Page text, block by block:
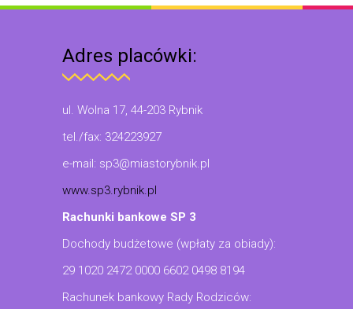
Adres placówki:
ul. Wolna 17, 44-203 Rybnik
tel./fax: 324223927
e-mail: sp3@miastorybnik.pl
www.sp3.rybnik.pl
Rachunki bankowe SP 3
Dochody budżetowe (wpłaty za obiady):
29 1020 2472 0000 6602 0498 8194
Rachunek bankowy Rady Rodziców: